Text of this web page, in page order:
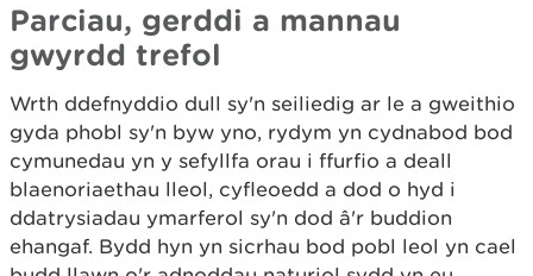
Parciau, gerddi a mannau
gwyrdd trefol
Wrth ddefnyddio dull sy'n seiliedig ar le a gweithio
gyda phobl sy'n byw yno, rydym yn cydnabod bod
cymunedau yn y sefyllfa orau i ffurfio a deall
blaenoriaethau lleol, cyfleoedd a dod o hyd i
ddatrysiadau ymarferol sy'n dod â'r buddion
ehangaf. Bydd hyn yn sicrhau bod pobl leol yn cael